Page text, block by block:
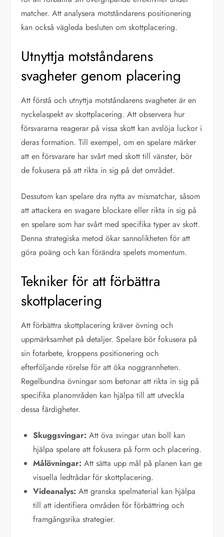
matcher. Att analysera motståndarens positionering
kan också vägleda besluten om skottplacering.
Utnyttja motståndarens
svagheter genom placering
Att förstå och utnyttja motståndarens svagheter är en
nyckelaspekt av skottplacering. Att observera hur
försvararna reagerar på vissa skott kan avslöja luckor i
deras formation. Till exempel, om en spelare märker
att en försvarare har svårt med skott till vänster, bör
de fokusera på att rikta in sig på det området.
Dessutom kan spelare dra nytta av mismatchar, såsom
att attackera en svagare blockare eller rikta in sig på
en spelare som har svårt med specifika typer av skott.
Denna strategiska metod ökar sannolikheten för att
göra poäng och kan förändra spelets momentum.
Tekniker för att förbättra
skottplacering
Att förbättra skottplacering kräver övning och
uppmärksamhet på detaljer. Spelare bör fokusera på
sin fotarbete, kroppens positionering och
efterföljande rörelse för att öka noggrannheten.
Regelbundna övningar som betonar att rikta in sig på
specifika planområden kan hjälpa till att utveckla
dessa färdigheter.
Skuggsvingar: Att öva svingar utan boll kan
hjälpa spelare att fokusera på form och placering.
Målövningar: Att sätta upp mål på planen kan ge
visuella ledtrådar för skottplacering.
Videanalys: Att granska spelmaterial kan hjälpa
till att identifiera områden för förbättring och
framgångsrika strategier.